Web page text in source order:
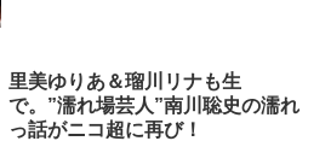
里美ゆりあ＆瑠川リナも生
で。”濡れ場芸人”南川聡史の濡れ
っ話がニコ超に再び！